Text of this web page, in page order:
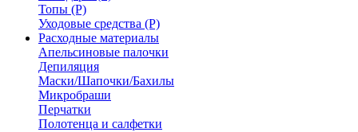
Топы (Р)
Уходовые средства (Р)
Расходные материалы
Апельсиновые палочки
Депиляция
Маски/Шапочки/Бахилы
Микробраши
Перчатки
Полотенца и салфетки